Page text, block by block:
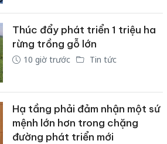
Thúc đẩy phát triển 1 triệu ha
rừng trồng gỗ lớn
10 giờ trước Tin tức
Hạ tầng phải đảm nhận một sứ
mệnh lớn hơn trong chặng
đường phát triển mới